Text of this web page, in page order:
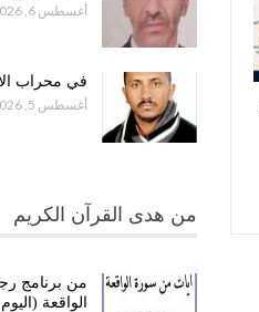
أغسطس 6, 2026
في محراب
أغسطس 5, 2026
من هدى القرآن الكريم
من برنامج
الواقعة